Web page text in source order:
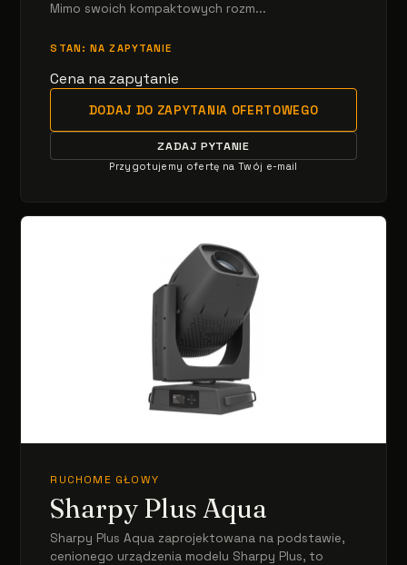
Mimo swoich kompaktowych rozm...
STAN: NA ZAPYTANIE
Cena na zapytanie
DODAJ DO ZAPYTANIA OFERTOWEGO
ZADAJ PYTANIE
Przygotujemy ofertę na Twój e-mail
RUCHOME GŁOWY
Sharpy Plus Aqua
Sharpy Plus Aqua zaprojektowana na podstawie,
cenionego urządzenia modelu Sharpy Plus, to